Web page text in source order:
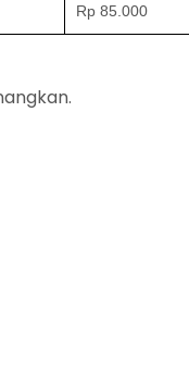
Rp 85.000